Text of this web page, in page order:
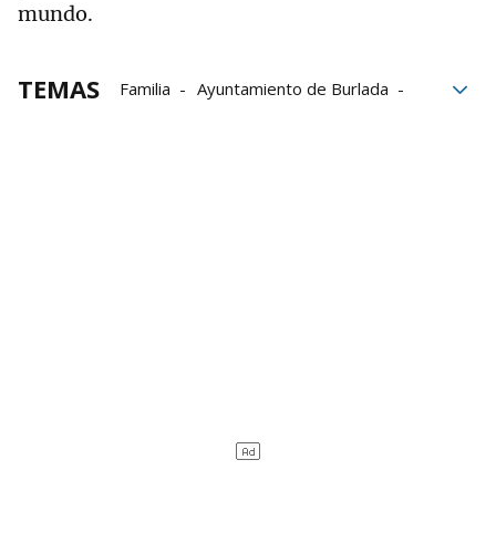
mundo.
TEMAS Familia
Ayuntamiento de Burlada